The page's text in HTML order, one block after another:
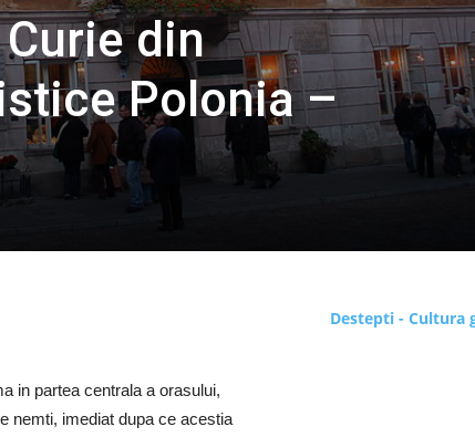
din
Polonia –
in partea centrala a orasului,
nemti, imediat dupa ce acestia
Destepti - Cultura